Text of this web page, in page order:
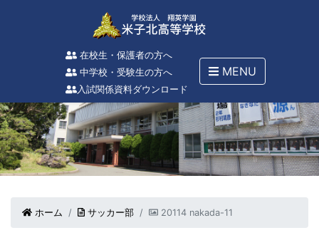
在校生・保護者の方へ
中学校・受験生の方へ
入試関係資料ダウンロード
MENU
ホーム サッカー部 20114 nakada-11